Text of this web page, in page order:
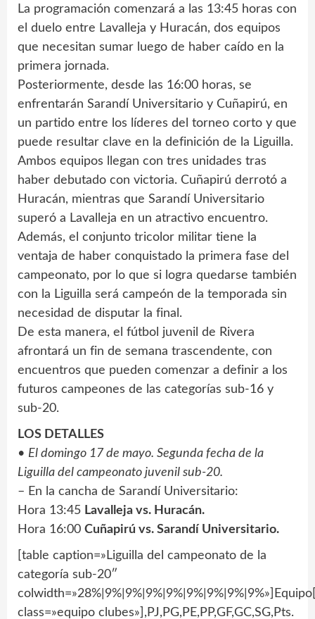
La programación comenzará a las 13:45 horas con
el duelo entre Lavalleja y Huracán, dos equipos
que necesitan sumar luego de haber caído en la
primera jornada.
Posteriormente, desde las 16:00 horas, se
enfrentarán Sarandí Universitario y Cuñapirú, en
un partido entre los líderes del torneo corto y que
puede resultar clave en la definición de la Liguilla.
Ambos equipos llegan con tres unidades tras
haber debutado con victoria. Cuñapirú derrotó a
Huracán, mientras que Sarandí Universitario
superó a Lavalleja en un atractivo encuentro.
Además, el conjunto tricolor militar tiene la
ventaja de haber conquistado la primera fase del
campeonato, por lo que si logra quedarse también
con la Liguilla será campeón de la temporada sin
necesidad de disputar la final.
De esta manera, el fútbol juvenil de Rivera
afrontará un fin de semana trascendente, con
encuentros que pueden comenzar a definir a los
futuros campeones de las categorías sub-16 y
sub-20.
LOS DETALLES
• El domingo 17 de mayo. Segunda fecha de la
Liguilla del campeonato juvenil sub-20.
– En la cancha de Sarandí Universitario:
Hora 13:45 Lavalleja vs. Huracán.
Hora 16:00 Cuñapirú vs. Sarandí Universitario.
[table caption=»Liguilla del campeonato de la
categoría sub-20″
class=»equipo clubes»],PJ,PG,PE,PP,GF,GC,SG,Pts.